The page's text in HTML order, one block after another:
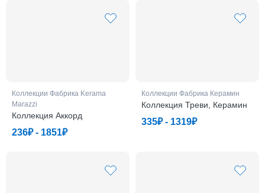
Коллекции Фабрикa Kerama
Marazzi
Коллекция Аккорд
236₽ - 1851₽
Коллекции Фабрикa Керамин
Коллекция Треви, Керамин
335₽ - 1319₽